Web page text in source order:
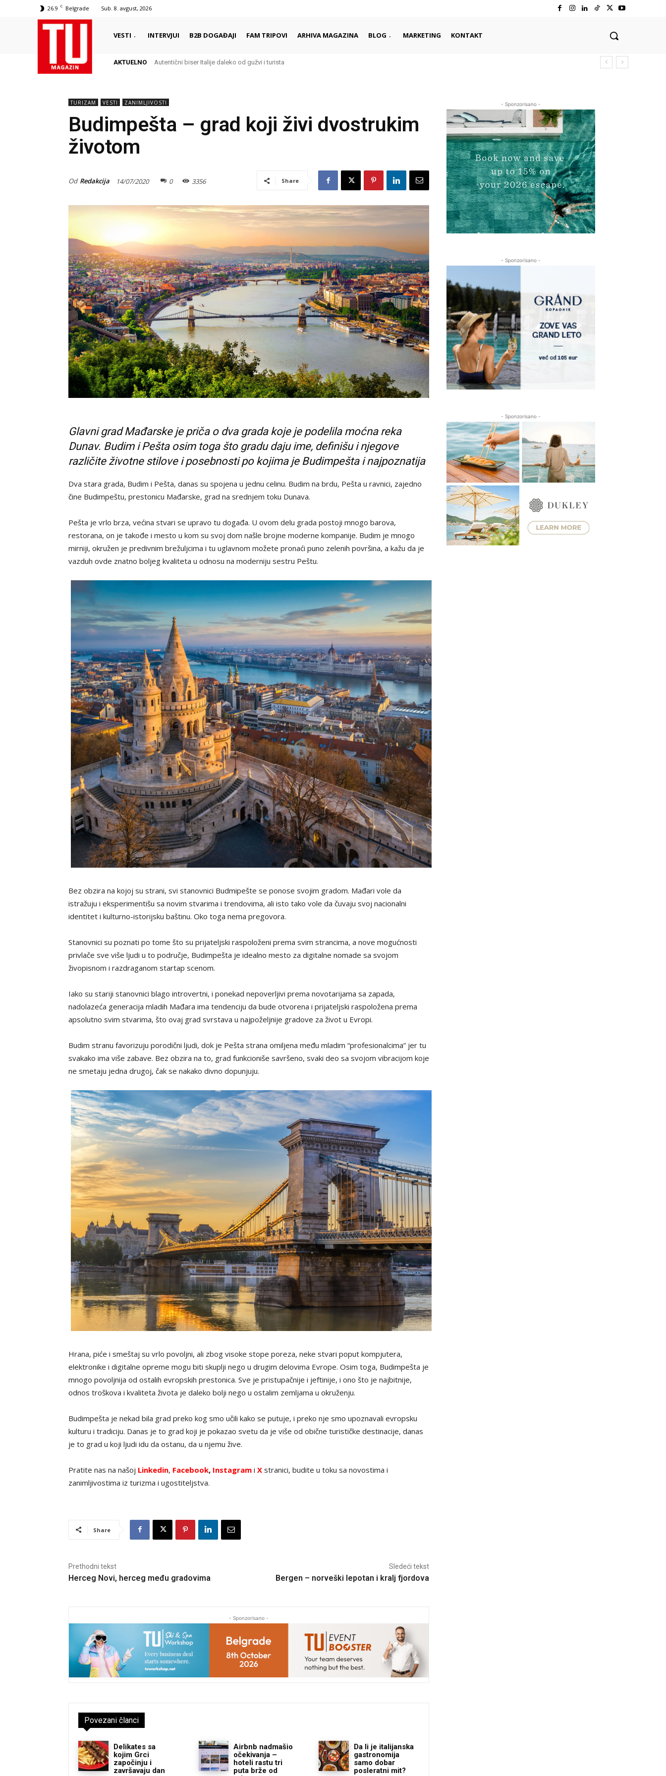
26.9 C Belgrade Sub. 8. avgust, 2026
VESTI INTERVJUI B2B DOGAĐAJI FAM TRIPOVI ARHIVA MAGAZINA BLOG MARKETING KONTAKT
AKTUELNO Delikates sa kojim Grci započinju i završavaju dan
Autentični biser Italije daleko od gužvi i turista
TURIZAM VESTI ZANIMLJIVOSTI
Budimpešta – grad koji živi dvostrukim
životom
Od Redakcija 14/07/2020 0 3356 Share
Glavni grad Mađarske je priča o dva grada koje je podelila moćna reka
Dunav. Budim i Pešta osim toga što gradu daju ime, definišu i njegove
različite životne stilove i posebnosti po kojima je Budimpešta i najpoznatija
Dva stara grada, Budim i Pešta, danas su spojena u jednu celinu. Budim na brdu, Pešta u ravnici, zajedno
čine Budimpeštu, prestonicu Mađarske, grad na srednjem toku Dunava.
Pešta je vrlo brza, većina stvari se upravo tu događa. U ovom delu grada postoji mnogo barova,
restorana, on je takođe i mesto u kom su svoj dom našle brojne moderne kompanije. Budim je mnogo
mirniji, okružen je predivnim brežuljcima i tu uglavnom možete pronaći puno zelenih površina, a kažu da je
vazduh ovde znatno boljeg kvaliteta u odnosu na moderniju sestru Peštu.
Bez obzira na kojoj su strani, svi stanovnici Budmipešte se ponose svojim gradom. Mađari vole da
istražuju i eksperimentišu sa novim stvarima i trendovima, ali isto tako vole da čuvaju svoj nacionalni
identitet i kulturno-istorijsku baštinu. Oko toga nema pregovora.
Stanovnici su poznati po tome što su prijateljski raspoloženi prema svim strancima, a nove mogućnosti
privlače sve više ljudi u to područje, Budimpešta je idealno mesto za digitalne nomade sa svojom
živopisnom i razdraganom startap scenom.
Iako su stariji stanovnici blago introvertni, i ponekad nepoverljivi prema novotarijama sa zapada,
nadolazeća generacija mladih Mađara ima tendenciju da bude otvorena i prijateljski raspoložena prema
apsolutno svim stvarima, što ovaj grad svrstava u najpoželjnije gradove za život u Evropi.
Budim stranu favorizuju porodični ljudi, dok je Pešta strana omiljena među mladim “profesionalcima” jer tu
svakako ima više zabave. Bez obzira na to, grad funkcioniše savršeno, svaki deo sa svojom vibracijom koje
ne smetaju jedna drugoj, čak se nakako divno dopunjuju.
Hrana, piće i smeštaj su vrlo povoljni, ali zbog visoke stope poreza, neke stvari poput kompjutera,
elektronike i digitalne opreme mogu biti skuplji nego u drugim delovima Evrope. Osim toga, Budimpešta je
mnogo povoljnija od ostalih evropskih prestonica. Sve je pristupačnije i jeftinije, i ono što je najbitnije,
odnos troškova i kvaliteta života je daleko bolji nego u ostalim zemljama u okruženju.
Budimpešta je nekad bila grad preko kog smo učili kako se putuje, i preko nje smo upoznavali evropsku
kulturu i tradiciju. Danas je to grad koji je pokazao svetu da je više od obične turističke destinacije, danas
je to grad u koji ljudi idu da ostanu, da u njemu žive.
Pratite nas na našoj Linkedin, Facebook, Instagram i X stranici, budite u toku sa novostima i
zanimljivostima iz turizma i ugostiteljstva.
Share
Prethodni tekst
Herceg Novi, herceg među gradovima
Sledeći tekst
Bergen – norveški lepotan i kralj fjordova
- Sponzorisano -
Povezani članci
Delikates sa
kojim Grci
započinju i
završavaju dan
Airbnb nadmašio
očekivanja –
hoteli rastu tri
puta brže od
Da li je italijanska
gastronomija
samo dobar
posleratni mit?
- Sponzorisano -
- Sponzorisano -
- Sponzorisano -